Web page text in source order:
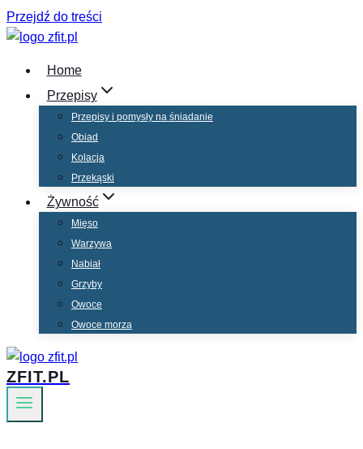
Przejdź do treści
Home
Przepisy
Przepisy i pomysły na śniadanie
Obiad
Kolacja
Przekąski
Żywność
Mięso
Warzywa
Nabiał
Grzyby
Owoce
Owoce morza
ZFIT.PL